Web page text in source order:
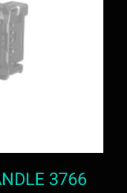
3766